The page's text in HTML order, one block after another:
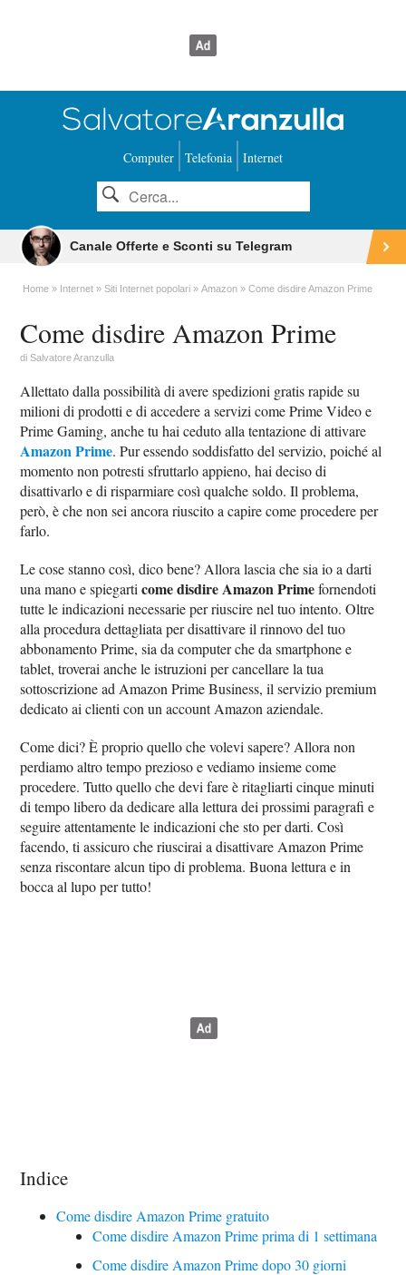
Computer Telefonia Internet
Canale Offerte e Sconti su Telegram
Home Internet Siti Internet popolari Amazon Come disdire Amazon Prime
Come disdire Amazon Prime
diSalvatore Aranzulla
Allettato dalla possibilità di avere spedizioni gratis rapide su
milioni di prodotti e di accedere a servizi come Prime Video e
Prime Gaming, anche tu hai ceduto alla tentazione di attivare
Amazon Prime. Pur essendo soddisfatto del servizio, poiché al
momento non potresti sfruttarlo appieno, hai deciso di
disattivarlo e di risparmiare così qualche soldo. Il problema,
però, è che non sei ancora riuscito a capire come procedere per
farlo.
Le cose stanno così, dico bene? Allora lascia che sia io a darti
una mano e spiegarticome disdire Amazon Primefornendoti
tutte le indicazioni necessarie per riuscire nel tuo intento. Oltre
alla procedura dettagliata per disattivare il rinnovo del tuo
abbonamento Prime, sia da computer che da smartphone e
tablet, troverai anche le istruzioni per cancellare la tua
sottoscrizione ad Amazon Prime Business, il servizio premium
dedicato ai clienti con un account Amazon aziendale.
Come dici? È proprio quello che volevi sapere? Allora non
perdiamo altro tempo prezioso e vediamo insieme come
procedere. Tutto quello che devi fare è ritagliarti cinque minuti
di tempo libero da dedicare alla lettura dei prossimi paragrafi e
seguire attentamente le indicazioni che sto per darti. Così
facendo, ti assicuro che riuscirai a disattivare Amazon Prime
senza riscontare alcun tipo di problema. Buona lettura e in
bocca al lupo per tutto!
Indice
Come disdire Amazon Prime gratuito
Come disdire Amazon Prime prima di 1 settimana
Come disdire Amazon Prime dopo 30 giorni